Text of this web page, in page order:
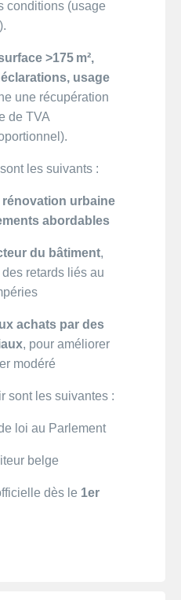
conditions (usage
>175 m²,
usage
une récupération
de TVA
les suivants :
urbaine
abordables
du bâtiment,
retards liés au
achats par des
, pour améliorer
modéré
sont les suivantes :
loi au Parlement
belge
dès le 1er